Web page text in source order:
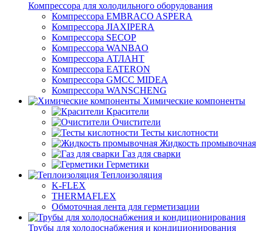
Компрессора для холодильного оборудования
Компрессора EMBRACO ASPERA
Компрессора JIAXIPERA
Компрессора SECOP
Компрессора WANBAO
Компрессора АТЛАНТ
Компрессора EATERON
Компрессора GMCC MIDEA
Компрессора WANSCHENG
Химические компоненты
Красители
Очистители
Тесты кислотности
Жидкость промывочная
Газ для сварки
Герметики
Теплоизоляция
K-FLEX
THERMAFLEX
Обмоточная лента для герметизации
Трубы для холодоснабжения и кондиционирования